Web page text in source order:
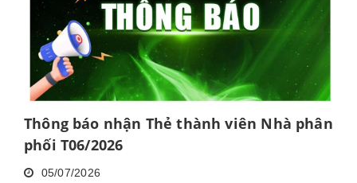
Thông báo nhận Thẻ thành viên Nhà phân
phối T06/2026
05/07/2026